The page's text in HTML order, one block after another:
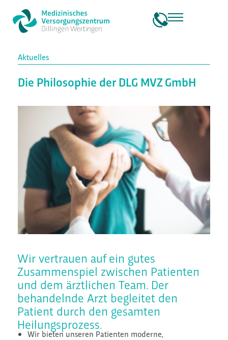
Aktuelles
Die Philosophie der DLG MVZ GmbH
Wir vertrauen auf ein gutes
Zusammenspiel zwischen Patienten
und dem ärztlichen Team. Der
behandelnde Arzt begleitet den
Patient durch den gesamten
Heilungsprozess.
Wir bieten unseren Patienten moderne,